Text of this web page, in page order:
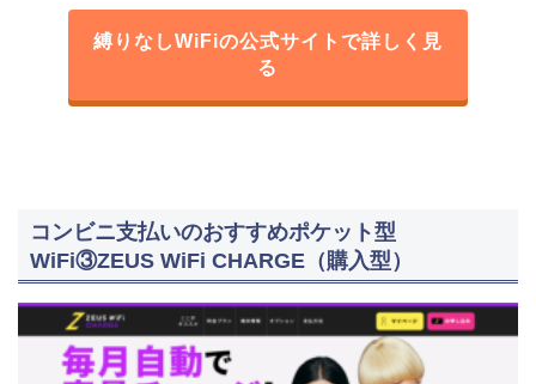
縛りなしWiFiの公式サイトで詳しく見
る
コンビニ支払いのおすすめポケット型
WiFi③ZEUS WiFi CHARGE（購入型）